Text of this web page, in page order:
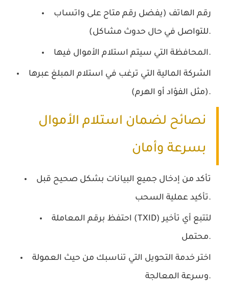
رقم الهاتف (يفضل رقم متاح على واتساب
للتواصل في حال حدوث مشاكل).
المحافظة التي سيتم استلام الأموال فيها.
الشركة المالية التي ترغب في استلام المبلغ عبرها
(مثل الفؤاد أو الهرم).
نصائح لضمان استلام الأموال
بسرعة وأمان
تأكد من إدخال جميع البيانات بشكل صحيح قبل
تأكيد عملية السحب.
احتفظ برقم المعاملة (TXID) لتتبع أي تأخير
محتمل.
اختر خدمة التحويل التي تناسبك من حيث العمولة
وسرعة المعالجة.